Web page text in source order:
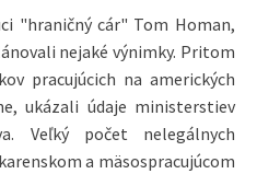
cár" Tom Homan,
nejaké výnimky. Pritom
pracujúcich na amerických
ukázali údaje ministerstiev
Veľký počet nelegálnych
a mäsospracujúcom